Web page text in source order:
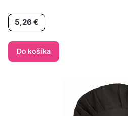
Cena
5,26 €
Do košíka